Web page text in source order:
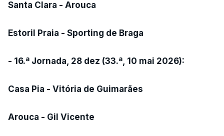
Santa Clara - Arouca
Estoril Praia - Sporting de Braga
- 16.ª Jornada, 28 dez (33.ª, 10 mai 2026):
Casa Pia - Vitória de Guimarães
Arouca - Gil Vicente